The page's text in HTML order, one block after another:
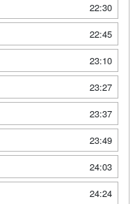
22:30
22:45
23:10
23:27
23:37
23:49
24:03
24:24